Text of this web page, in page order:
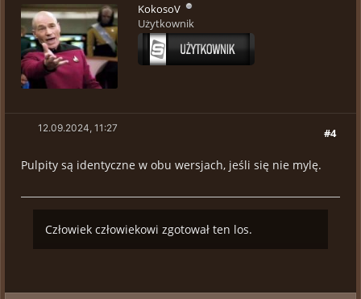
KokosoV
Użytkownik
#4
12.09.2024, 11:27
Pulpity są identyczne w obu wersjach, jeśli się nie mylę.
Człowiek człowiekowi zgotował ten los.